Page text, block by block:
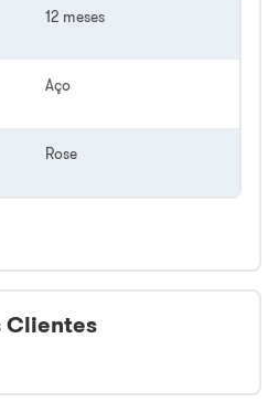
12 meses
Aço
Rose
Clientes